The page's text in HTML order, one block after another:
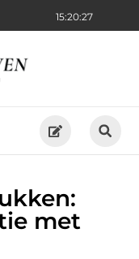
15:20:28
met